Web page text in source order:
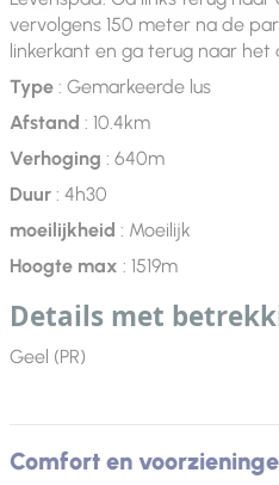
vervolgens 150 meter na de
linkerkant en ga terug naar het
Type: Gemarkeerde lus
Afstand : 10.4km
Verhoging : 640m
Duur: 4h30
moeilijkheid : Moeilijk
Hoogte max : 1519m
Details met
Geel (PR)
Comfort en